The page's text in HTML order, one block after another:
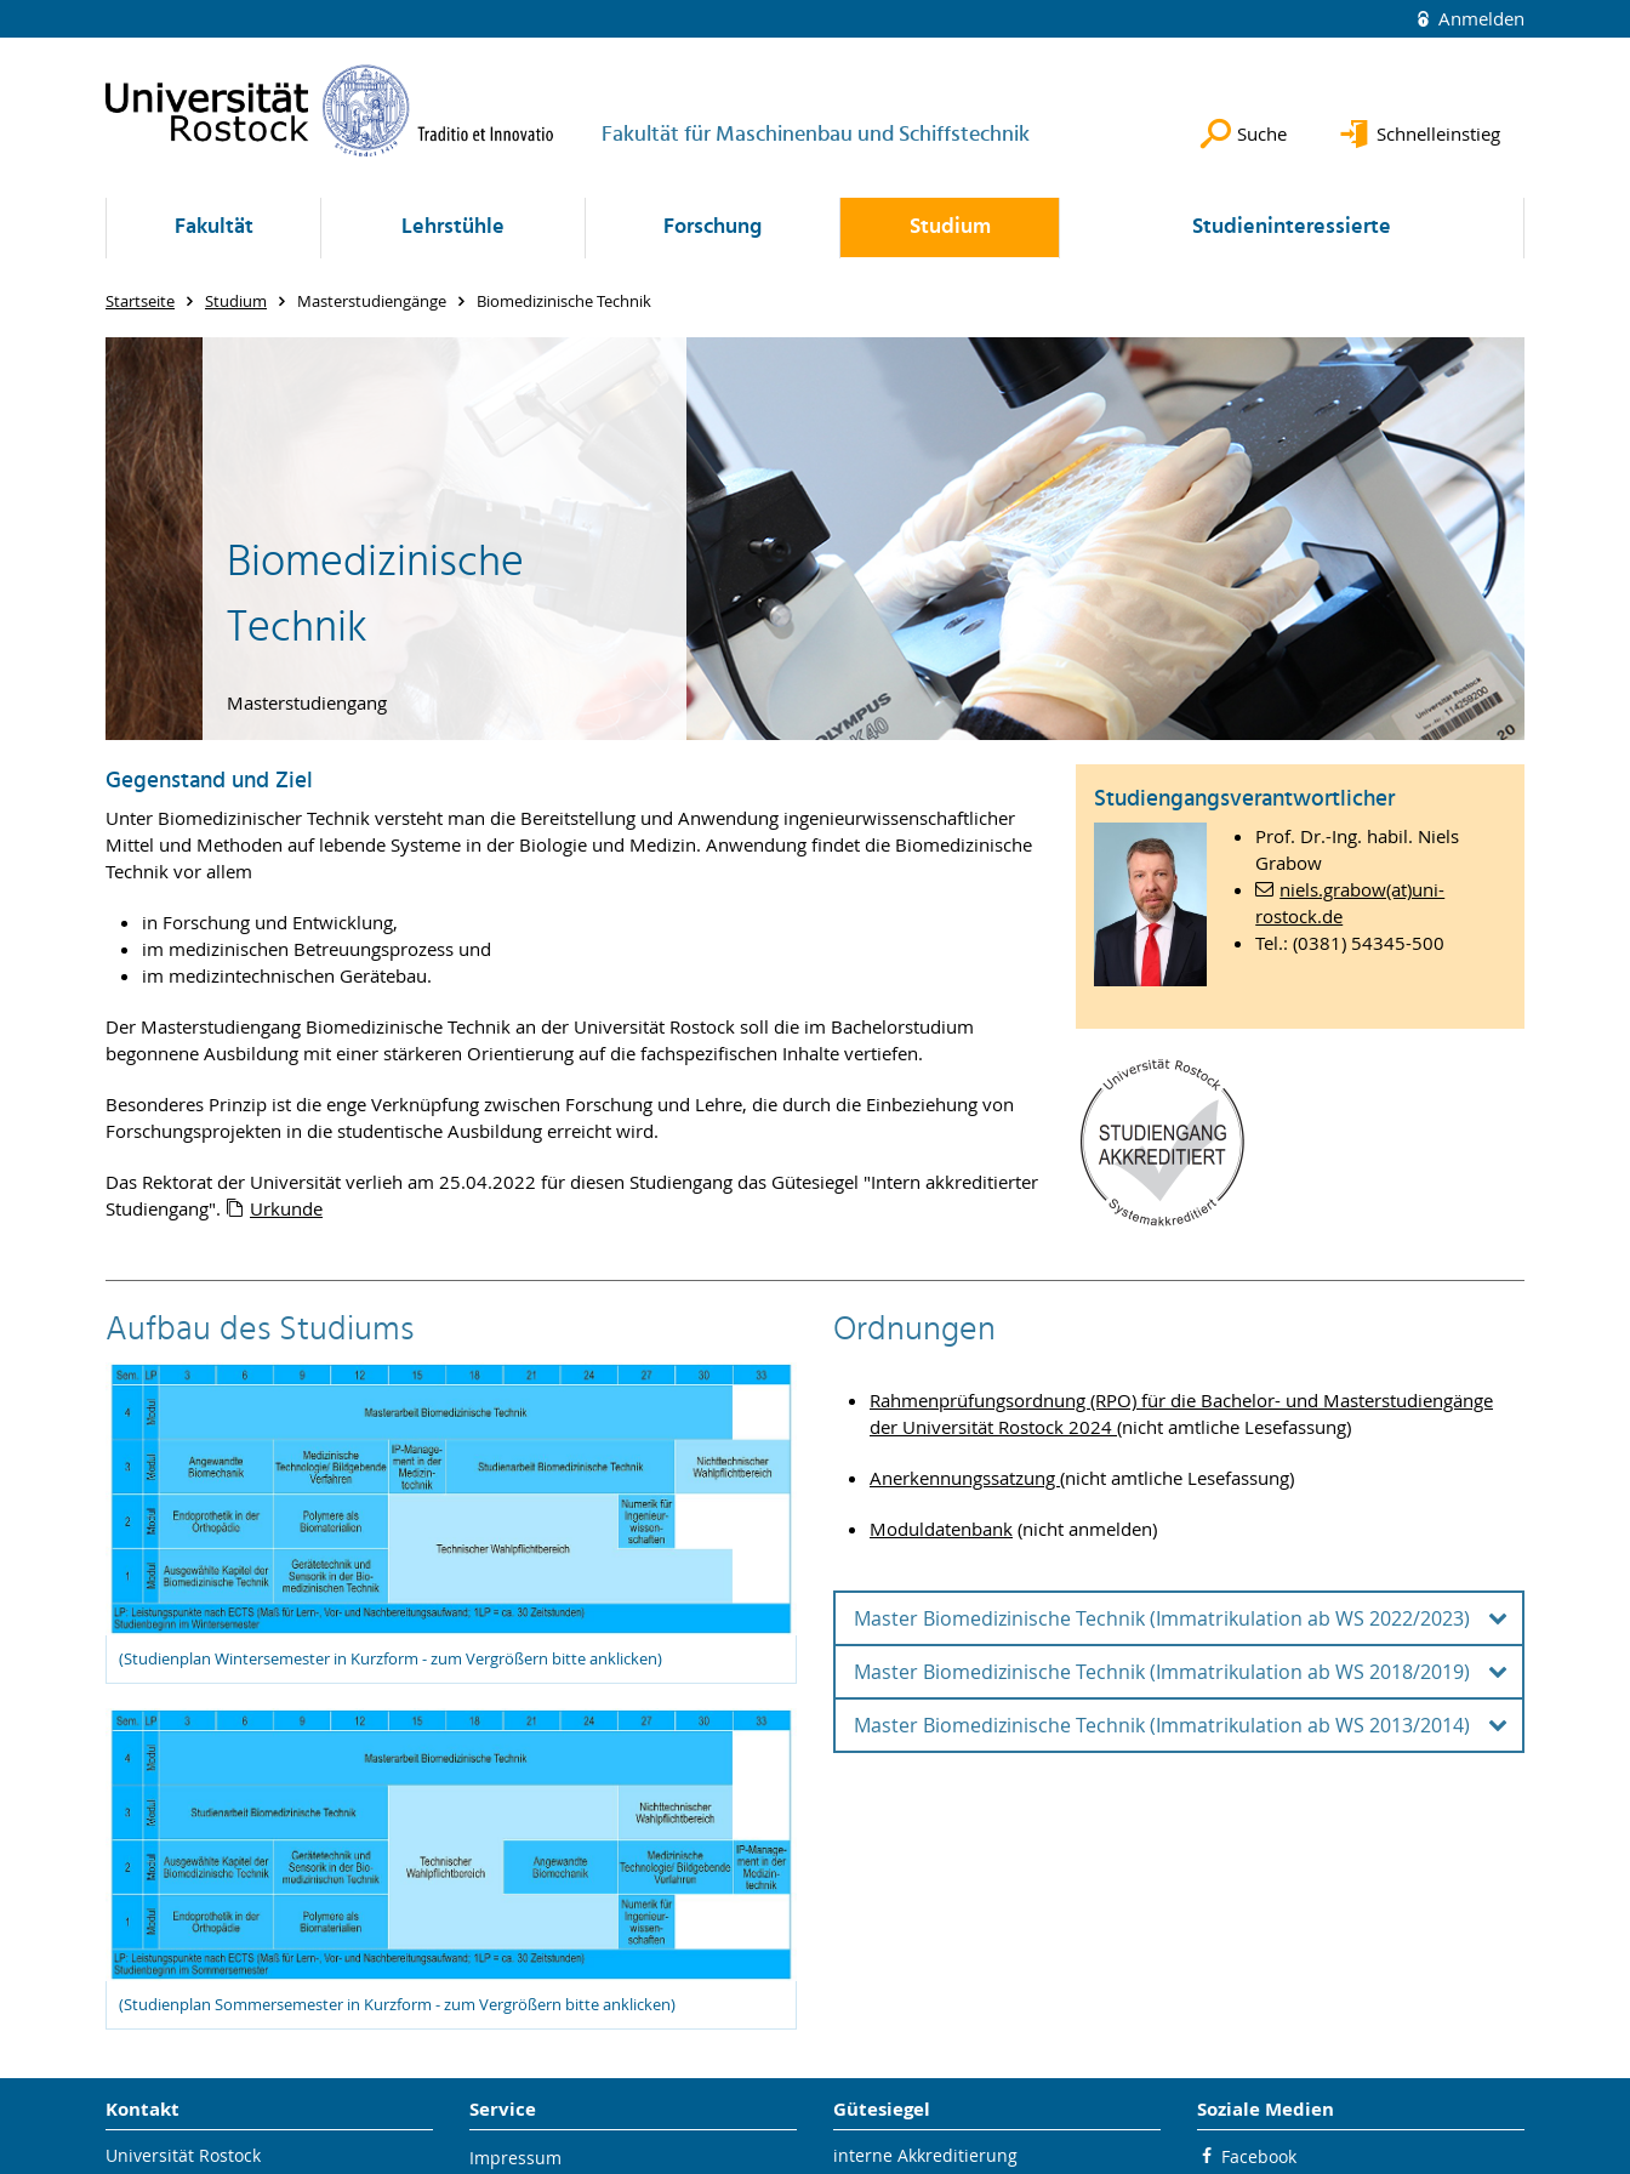
Anmelden
Fakultät für Maschinenbau und Schiffstechnik Suche Schnelleinstieg
Fakultät Lehrstühle Forschung Studium Studieninteressierte
Startseite Studium Masterstudiengänge Biomedizinische Technik
Biomedizinische
Technik
Masterstudiengang
Gegenstand und Ziel
Unter Biomedizinischer Technik versteht man die Bereitstellung und Anwendung ingenieurwissenschaftlicher
Mittel und Methoden auf lebende Systeme in der Biologie und Medizin. Anwendung findet die Biomedizinische
Technik vor allem
in Forschung und Entwicklung,
im medizinischen Betreuungsprozess und
im medizintechnischen Gerätebau.
Der Masterstudiengang Biomedizinische Technik an der Universität Rostock soll die im Bachelorstudium
begonnene Ausbildung mit einer stärkeren Orientierung auf die fachspezifischen Inhalte vertiefen.
Besonderes Prinzip ist die enge Verknüpfung zwischen Forschung und Lehre, die durch die Einbeziehung von
Forschungsprojekten in die studentische Ausbildung erreicht wird.
Das Rektorat der Universität verlieh am 25.04.2022 für diesen Studiengang das Gütesiegel "Intern akkreditierter
Studiengang".
Urkunde
Studiengangsverantwortlicher
Prof. Dr.-Ing. habil. Niels
Grabow
niels.grabow(at)uni-
rostock.de
Tel.: (0381) 54345-500
Aufbau des Studiums
(Studienplan Wintersemester in Kurzform - zum Vergrößern bitte anklicken)
(Studienplan Sommersemester in Kurzform - zum Vergrößern bitte anklicken)
Ordnungen
Rahmenprüfungsordnung (RPO) für die Bachelor- und Masterstudiengänge
der Universität Rostock 2024 (nicht amtliche Lesefassung)
Anerkennungssatzung (nicht amtliche Lesefassung)
Moduldatenbank (nicht anmelden)
Master Biomedizinische Technik (Immatrikulation ab WS 2022/2023)
Erste Satzung zur Änderung der Studiengangsspezifischen Prüfungs-
und Studienordnung für den Masterstudiengang Biomedizinische Technik
vom 1. April 2022
SPSO M.Sc. BMT 2018 (nicht amtliche Lesefassung)
Master Biomedizinische Technik (Immatrikulation ab WS 2018/2019)
Studiengangsspezifische Prüfungs- und Studienordnung für den
Masterstudiengang Biomedizinische Technik der Universität Rostock vom
Master Biomedizinische Technik (Immatrikulation ab WS 2013/2014)
Kontakt
Universität Rostock
Service
Impressum
Gütesiegel
interne Akkreditierung
Soziale Medien
Facebook